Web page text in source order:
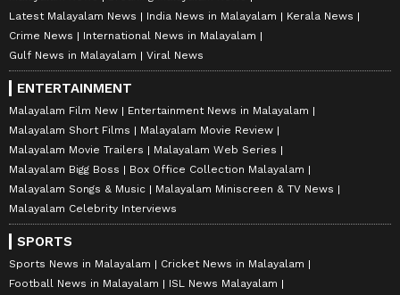
Latest Malayalam News
India News in Malayalam
Kerala News
Crime News
International News in Malayalam
Gulf News in Malayalam
Viral News
ENTERTAINMENT
Malayalam Film New
Entertainment News in Malayalam
Malayalam Short Films
Malayalam Movie Review
Malayalam Movie Trailers
Malayalam Web Series
Malayalam Bigg Boss
Box Office Collection Malayalam
Malayalam Songs & Music
Malayalam Miniscreen & TV News
Malayalam Celebrity Interviews
SPORTS
Sports News in Malayalam
Cricket News in Malayalam
Football News in Malayalam
ISL News Malayalam